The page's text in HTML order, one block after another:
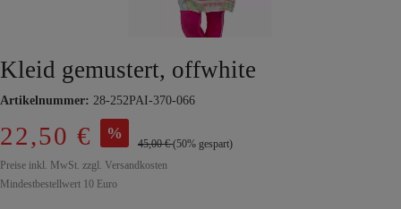
Kleid gemustert, offwhite
Artikelnummer: 28-252PAI-370-066
22,50 € %
45,00 €(50% gespart)
Preise inkl. MwSt. zzgl. Versandkosten
Mindestbestellwert 10 Euro